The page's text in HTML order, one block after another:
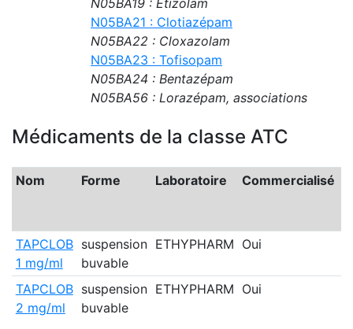
N05BA21 : Clotiazépam
N05BA22 : Cloxazolam
N05BA23 : Tofisopam
N05BA24 : Bentazépam
N05BA56 : Lorazépam, associations
Médicaments de la classe ATC
Nom Forme Laboratoire Commercialisé
TAPCLOB
1 mg/ml
suspension
buvable
ETHYPHARM Oui
TAPCLOB
2 mg/ml
suspension
buvable
ETHYPHARM Oui